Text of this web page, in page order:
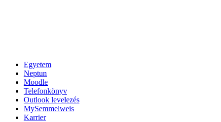
Egyetem
Neptun
Moodle
Telefonkönyv
Outlook levelezés
MySemmelweis
Karrier